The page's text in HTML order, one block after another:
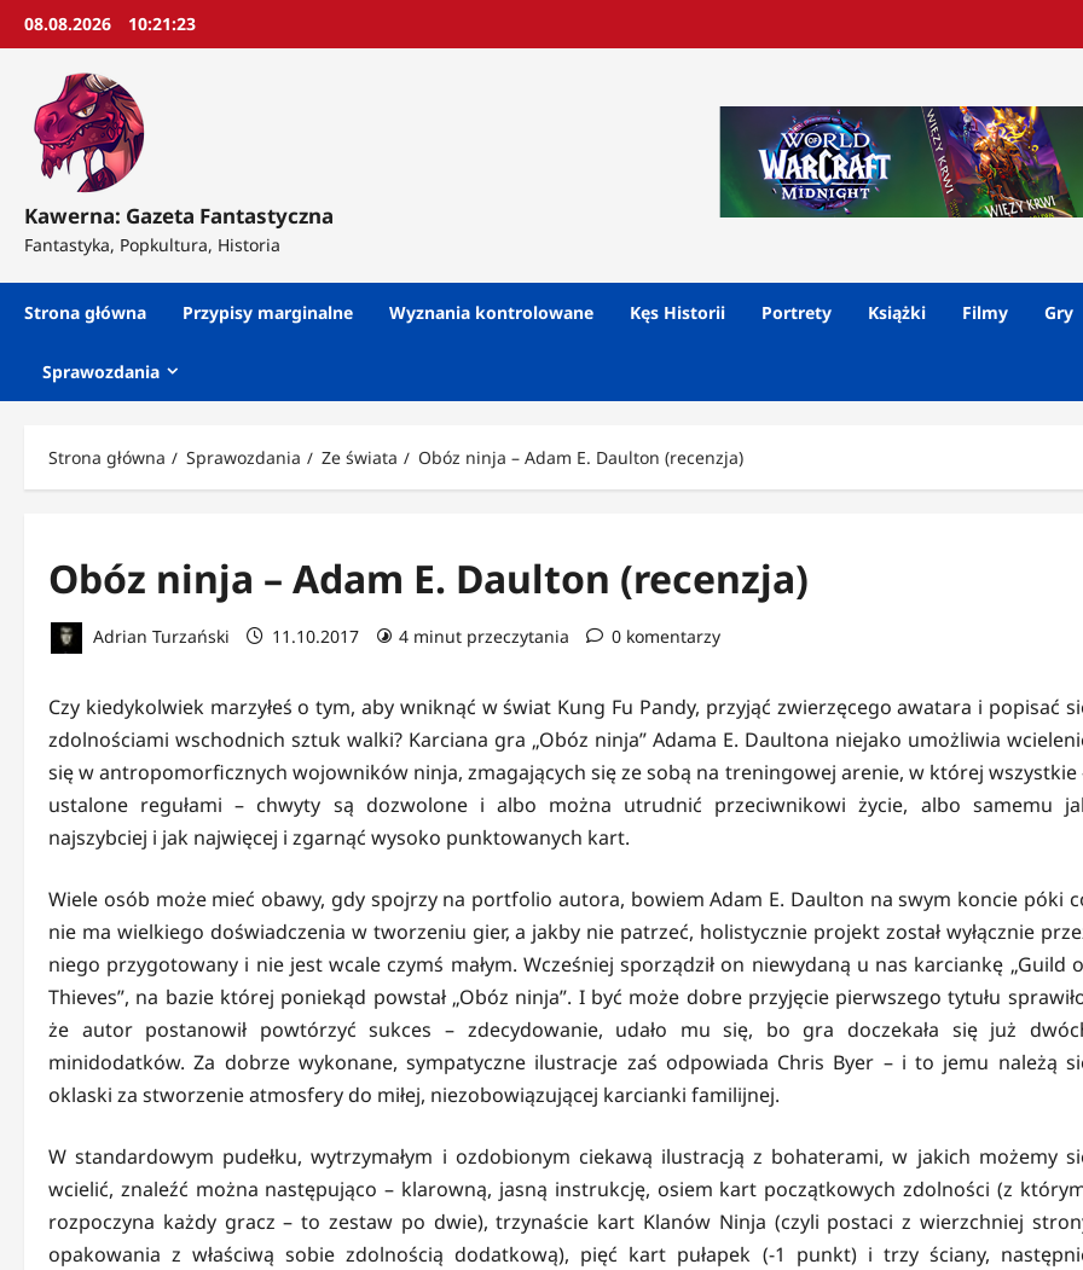
Przejdź
08.08.2026 10:21:25
Kawerna: Gazeta Fantastyczna
Fantastyka, Popkultura, Historia
Strona główna Przypisy marginalne Wyznania kontrolowane Kęs Historii Portrety Książki Filmy Gry
Sprawozdania
Strona główna Sprawozdania Ze świata Obóz ninja – Adam E. Daulton (recenzja)
Obóz ninja – Adam E. Daulton (recenzja)
Adrian Turzański 11.10.2017 4 minut przeczytania 0 komentarzy
Czy kiedykolwiek marzyłeś o tym, aby wniknąć w świat Kung Fu Pandy, przyjąć zwierzęcego awatara i popisać
zdolnościami wschodnich sztuk walki? Karciana gra „Obóz ninja” Adama E. Daultona niejako umożliwia
się w antropomorficznych wojowników ninja, zmagających się ze sobą na treningowej arenie, w której wszystkie
ustalone regułami – chwyty są dozwolone i albo można utrudnić przeciwnikowi życie, albo samemu
najszybciej i jak najwięcej i zgarnąć wysoko punktowanych kart.
Wiele osób może mieć obawy, gdy spojrzy na portfolio autora, bowiem Adam E. Daulton na swym koncie póki
nie ma wielkiego doświadczenia w tworzeniu gier, a jakby nie patrzeć, holistycznie projekt został wyłącznie
niego przygotowany i nie jest wcale czymś małym. Wcześniej sporządził on niewydaną u nas karciankę „Guild
Thieves”, na bazie której poniekąd powstał „Obóz ninja”. I być może dobre przyjęcie pierwszego tytułu
że autor postanowił powtórzyć sukces – zdecydowanie, udało mu się, bo gra doczekała się już
minidodatków. Za dobrze wykonane, sympatyczne ilustracje zaś odpowiada Chris Byer – i to jemu należą
oklaski za stworzenie atmosfery do miłej, niezobowiązującej karcianki familijnej.
W standardowym pudełku, wytrzymałym i ozdobionym ciekawą ilustracją z bohaterami, w jakich możemy
wcielić, znaleźć można następująco – klarowną, jasną instrukcję, osiem kart początkowych zdolności (z
rozpoczyna każdy gracz – to zestaw po dwie), trzynaście kart Klanów Ninja (czyli postaci z wierzchniej
opakowania z właściwą sobie zdolnością dodatkową), pięć kart pułapek (-1 punkt) i trzy ściany,